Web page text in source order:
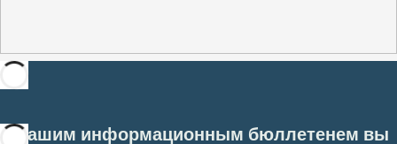
С нашим информационным бюллетенем вы